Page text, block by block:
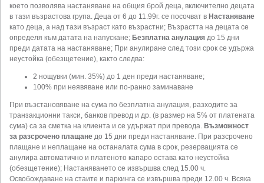
което позволява настаняване на общия брой деца, включително децата
в тази възрастова група. Деца от 6 до 11.99г. се посочват в Настаняване
като деца, а над тази възраст като възрастни; Възрастта на децата се
определя към датата на напускане; Безплатна анулация до 15 дни
преди датата на настаняване; При анулиране след този срок се удържа
неустойка (обезщетение), както следва:
2 нощувки (мин. 35%) до 1 ден преди настаняване;
100% при неявяване или по-ранно заминаване
При възстановяване на сума по безплатна анулация, разходите за
транзакционни такси, банков превод и др. (в размер на 5% от платената
сума) са за сметка на клиента и се удържат при превода. Възможност
за разсрочено плащане до 15 дни преди настаняване. При разсрочено
плащане и неплащане на останалата сума в срок, резервацията се
анулира автоматично и платеното капаро остава като неустойка
(обезщетение); Настаняването се извършва след 15.00 ч.
Освобождаване на стаите и паркинга се извършва преди 12.00 ч. Всяка